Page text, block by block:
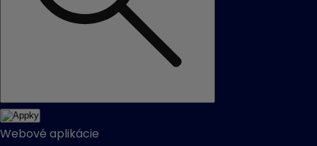
Webové aplikácie